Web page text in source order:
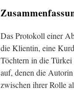
Das Protokoll einer
die Klientin, eine
Töchtern in die
auf, denen die
zwischen ihrer Rolle